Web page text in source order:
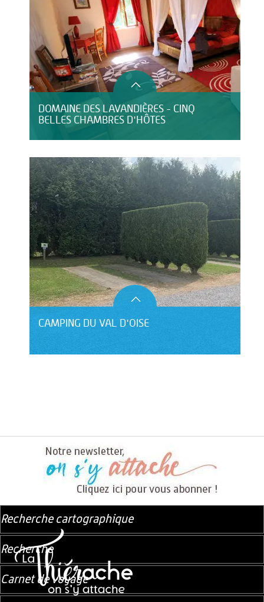
DOMAINE DES LAVANDIÈRES - CINQ
BELLES CHAMBRES D'HÔTES
CAMPING DU VAL D'OISE
HÔTEL LE CLOS DU MONTVINAGE
Recherche cartographique
Recherche
Carnet de voyage